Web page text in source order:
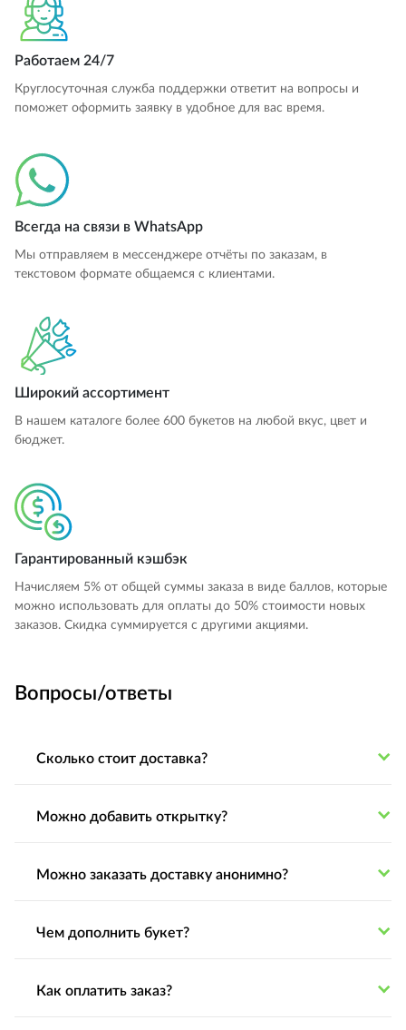
Работаем 24/7
Круглосуточная служба поддержки ответит на вопросы и
поможет оформить заявку в удобное для вас время.
Всегда на связи в WhatsApp
Мы отправляем в мессенджере отчёты по заказам, в
текстовом формате общаемся с клиентами.
Широкий ассортимент
В нашем каталоге более 600 букетов на любой вкус, цвет и
бюджет.
Гарантированный кэшбэк
Начисляем 5% от общей суммы заказа в виде баллов, которые
можно использовать для оплаты до 50% стоимости новых
заказов. Cкидка суммируется с другими акциями.
Вопросы/ответы
Сколько стоит доставка?
Можно добавить открытку?
Можно заказать доставку анонимно?
Чем дополнить букет?
Как оплатить заказ?